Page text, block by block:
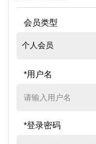
会员类型
*用户名
*登录密码